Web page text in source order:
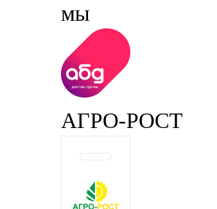
мы
АГРО-РОСТ